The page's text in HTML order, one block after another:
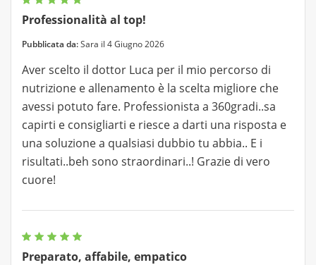
Professionalità al top!
Pubblicata da:Sara il 4 Giugno 2026
Aver scelto il dottor Luca per il mio percorso di
nutrizione e allenamento è la scelta migliore che
avessi potuto fare. Professionista a 360gradi..sa
capirti e consigliarti e riesce a darti una risposta e
una soluzione a qualsiasi dubbio tu abbia.. E i
risultati..beh sono straordinari..! Grazie di vero
cuore!
Preparato, affabile, empatico